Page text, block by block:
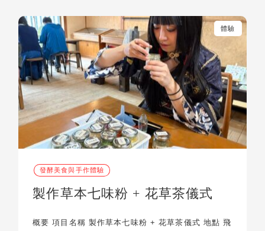
體驗
發酵美食與手作體驗
製作草本七味粉 + 花草茶儀式
概要 項目名稱 製作草本七味粉 + 花草茶儀式 地點 飛